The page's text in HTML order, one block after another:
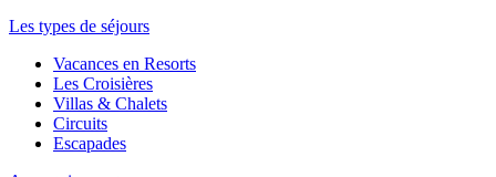
Les types de séjours
Vacances en Resorts
Les Croisières
Villas & Chalets
Circuits
Escapades